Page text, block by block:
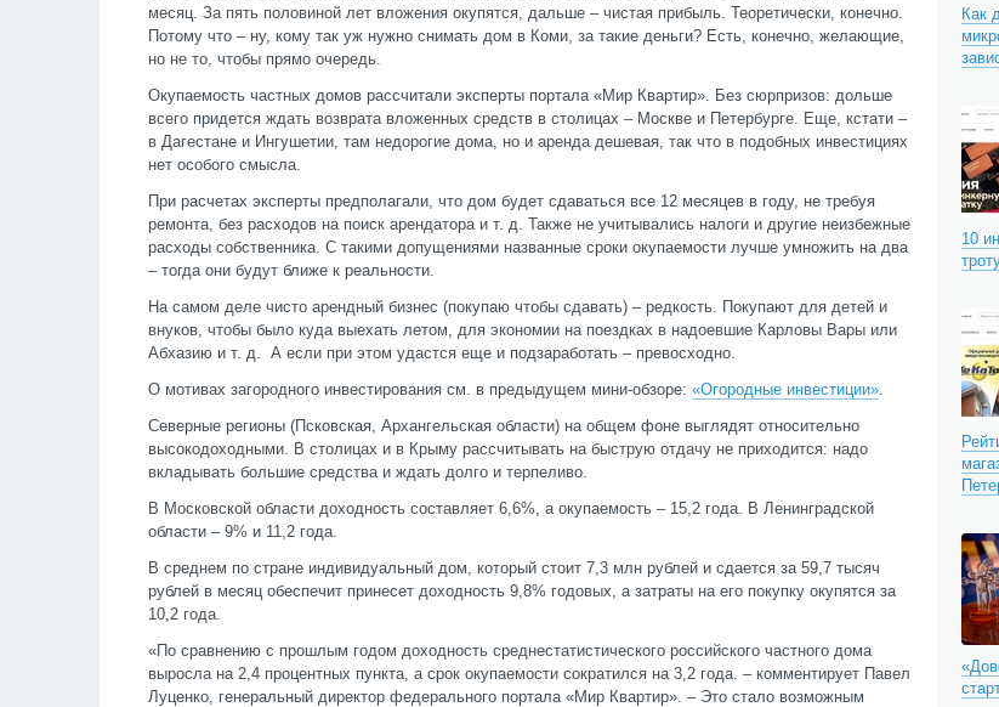
месяц. За пять половиной лет вложения окупятся, дальше – чистая прибыль. Теоретически, конечно.
Потому что – ну, кому так уж нужно снимать дом в Коми, за такие деньги? Есть, конечно, желающие,
но не то, чтобы прямо очередь.
Окупаемость частных домов рассчитали эксперты портала «Мир Квартир». Без сюрпризов: дольше
всего придется ждать возврата вложенных средств в столицах – Москве и Петербурге. Еще, кстати –
в Дагестане и Ингушетии, там недорогие дома, но и аренда дешевая, так что в подобных инвестициях
нет особого смысла.
При расчетах эксперты предполагали, что дом будет сдаваться все 12 месяцев в году, не требуя
ремонта, без расходов на поиск арендатора и т. д. Также не учитывались налоги и другие неизбежные
расходы собственника. С такими допущениями названные сроки окупаемости лучше умножить на два
– тогда они будут ближе к реальности.
На самом деле чисто арендный бизнес (покупаю чтобы сдавать) – редкость. Покупают для детей и
внуков, чтобы было куда выехать летом, для экономии на поездках в надоевшие Карловы Вары или
Абхазию и т. д. А если при этом удастся еще и подзаработать – превосходно.
О мотивах загородного инвестирования см. в предыдущем мини-обзоре: «Огородные инвестиции».
Северные регионы (Псковская, Архангельская области) на общем фоне выглядят относительно
высокодоходными. В столицах и в Крыму рассчитывать на быструю отдачу не приходится: надо
вкладывать большие средства и ждать долго и терпеливо.
В Московской области доходность составляет 6,6%, а окупаемость – 15,2 года. В Ленинградской
области – 9% и 11,2 года.
В среднем по стране индивидуальный дом, который стоит 7,3 млн рублей и сдается за 59,7 тысяч
рублей в месяц обеспечит принесет доходность 9,8% годовых, а затраты на его покупку окупятся за
10,2 года.
«По сравнению с прошлым годом доходность среднестатистического российского частного дома
выросла на 2,4 процентных пункта, а срок окупаемости сократился на 3,2 года. – комментирует Павел
Луценко, генеральный директор федерального портала «Мир Квартир». – Это стало возможным
Как
10